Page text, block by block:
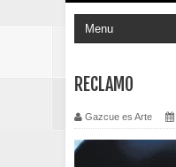
RECLAMO
Gazcue es Arte